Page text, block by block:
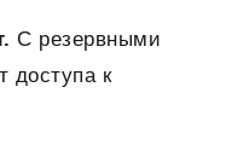
С резервными
доступа к